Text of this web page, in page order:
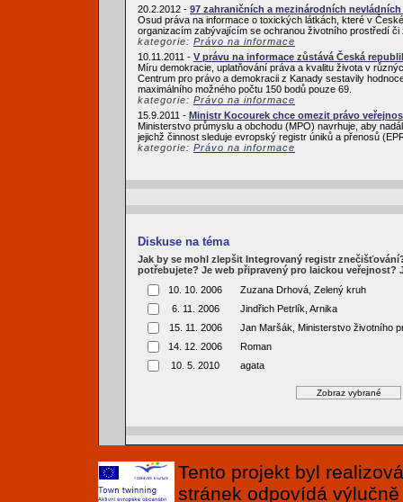
20.2.2012 - 97 zahraničních a mezinárodních
Osud práva na informace o toxických látkách, které v
organizacím zabývajícím se ochranou životního prostředí či
kategorie: Právo na informace
10.11.2011 - V právu na informace zůstává Česká
Míru demokracie, uplatňování práva a kvalitu života v
Centrum pro právo a demokracii z Kanady sestavily
maximálního možného počtu 150 bodů pouze 69.
kategorie: Právo na informace
15.9.2011 - Ministr Kocourek chce omezit právo
Ministerstvo průmyslu a obchodu (MPO) navrhuje, aby
jejichž činnost sleduje evropský registr úniků a přenosů
kategorie: Právo na informace
Diskuse na téma
Jak by se mohl zlepšit Integrovaný registr
potřebujete? Je web připravený pro laickou veřejnost?
10. 10. 2006
Zuzana Drhová, Zelený kruh
6. 11. 2006
Jindřich Petrlík, Arnika
15. 11. 2006
Jan Maršák, Ministerstvo životního
14. 12. 2006
Roman
10. 5. 2010
agata
Tento projekt byl
stránek odpovídá